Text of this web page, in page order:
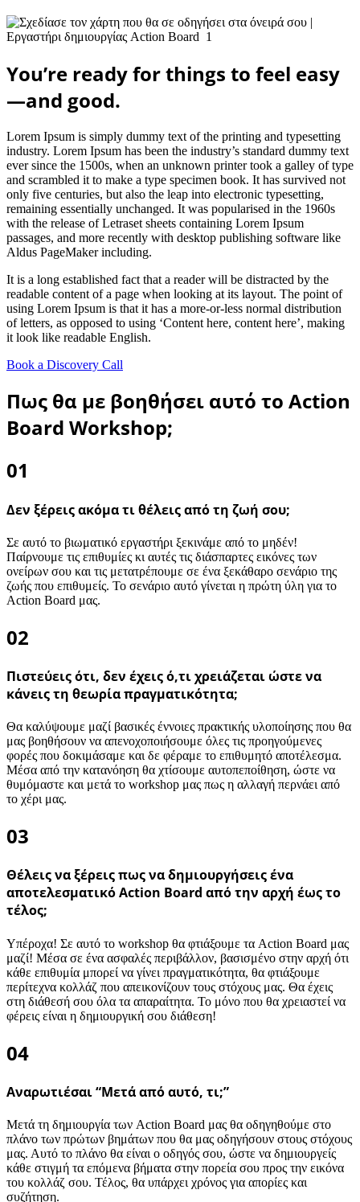
You’re ready for things to feel easy
—and good.
Lorem Ipsum is simply dummy text of the printing and typesetting
industry. Lorem Ipsum has been the industry’s standard dummy text
ever since the 1500s, when an unknown printer took a galley of type
and scrambled it to make a type specimen book. It has survived not
only five centuries, but also the leap into electronic typesetting,
remaining essentially unchanged. It was popularised in the 1960s
with the release of Letraset sheets containing Lorem Ipsum
passages, and more recently with desktop publishing software like
Aldus PageMaker including.
It is a long established fact that a reader will be distracted by the
readable content of a page when looking at its layout. The point of
using Lorem Ipsum is that it has a more-or-less normal distribution
of letters, as opposed to using ‘Content here, content here’, making
it look like readable English.
Book a Discovery Call
Πως θα με βοηθήσει αυτό το Action
Board Workshop;
01
Δεν ξέρεις ακόμα τι θέλεις από τη ζωή σου;
Σε αυτό το βιωματικό εργαστήρι ξεκινάμε από το μηδέν!
Παίρνουμε τις επιθυμίες κι αυτές τις διάσπαρτες εικόνες των
ονείρων σου και τις μετατρέπουμε σε ένα ξεκάθαρο σενάριο της
ζωής που επιθυμείς. Το σενάριο αυτό γίνεται η πρώτη ύλη για το
Αction Βoard μας.
02
Πιστεύεις ότι, δεν έχεις ό,τι χρειάζεται ώστε να
κάνεις τη θεωρία πραγματικότητα;
Θα καλύψουμε μαζί βασικές έννοιες πρακτικής υλοποίησης που θα
μας βοηθήσουν να απενοχοποιήσουμε όλες τις προηγούμενες
φορές που δοκιμάσαμε και δε φέραμε το επιθυμητό αποτέλεσμα.
Μέσα από την κατανόηση θα χτίσουμε αυτοπεποίθηση, ώστε να
θυμόμαστε και μετά το workshop μας πως η αλλαγή περνάει από
το χέρι μας.
03
Θέλεις να ξέρεις πως να δημιουργήσεις ένα
αποτελεσματικό Action Board από την αρχή έως το
τέλος;
Υπέροχα! Σε αυτό το workshop θα φτιάξουμε τα Action Board μας
μαζί! Μέσα σε ένα ασφαλές περιβάλλον, βασισμένο στην αρχή ότι
κάθε επιθυμία μπορεί να γίνει πραγματικότητα, θα φτιάξουμε
περίτεχνα κολλάζ που απεικονίζουν τους στόχους μας. Θα έχεις
στη διάθεσή σου όλα τα απαραίτητα. Το μόνο που θα χρειαστεί να
φέρεις είναι η δημιουργική σου διάθεση!
04
Αναρωτιέσαι “Μετά από αυτό, τι;”
Μετά τη δημιουργία των Action Board μας θα οδηγηθούμε στο
πλάνο των πρώτων βημάτων που θα μας οδηγήσουν στους στόχους
μας. Αυτό το πλάνο θα είναι ο οδηγός σου, ώστε να δημιουργείς
κάθε στιγμή τα επόμενα βήματα στην πορεία σου προς την εικόνα
του κολλάζ σου. Τέλος, θα υπάρχει χρόνος για απορίες και
συζήτηση.